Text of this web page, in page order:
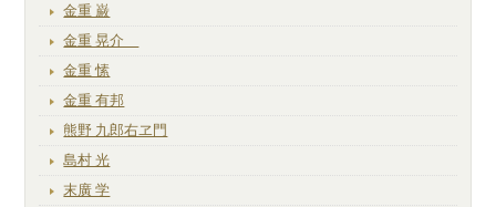
金重 巌
金重 晃介
金重 愫
金重 有邦
熊野 九郎右ヱ門
島村 光
末廣 学